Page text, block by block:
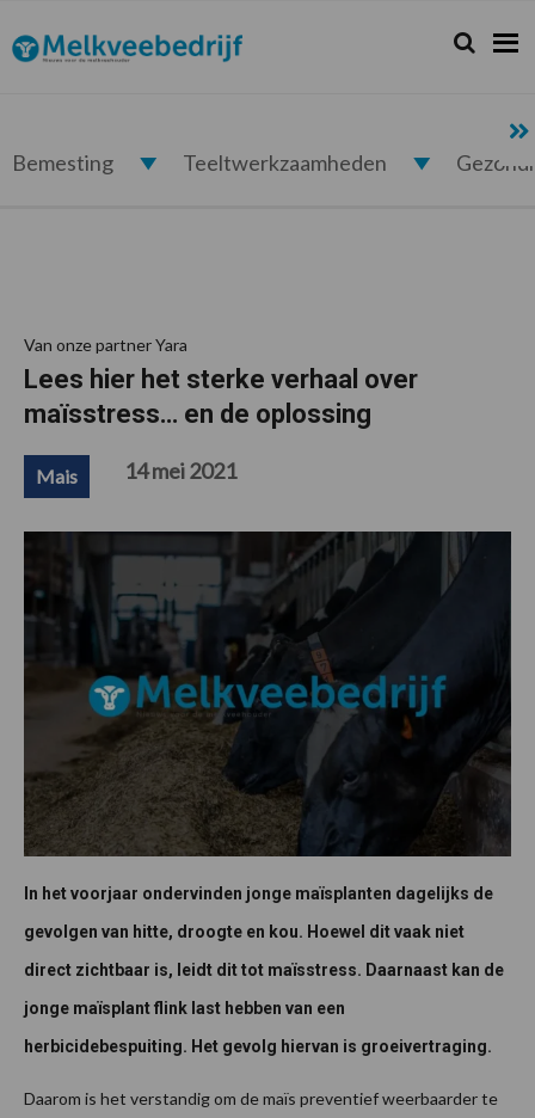
de
hoofdnavigatie
de
hoofd
de
eerste
de
voettekst
Melkveebedrijf.nl Zoeken...
Zoek
Bemesting Teeltwerkzaamheden
Van onze partner Yara
Lees hier het sterke verhaal over
maïsstress… en de oplossing
Mais 14 mei 2021
In het voorjaar ondervinden jonge maïsplanten dagelijks de
gevolgen van hitte, droogte en kou. Hoewel dit vaak niet
direct zichtbaar is, leidt dit tot maïsstress. Daarnaast kan de
jonge maïsplant flink last hebben van een
herbicidebespuiting. Het gevolg hiervan is groeivertraging.
Daarom is het verstandig om de maïs preventief weerbaarder te